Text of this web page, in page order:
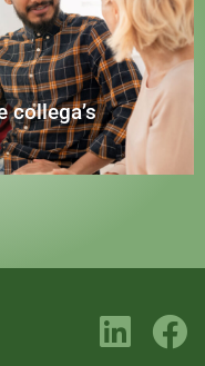
collega’s